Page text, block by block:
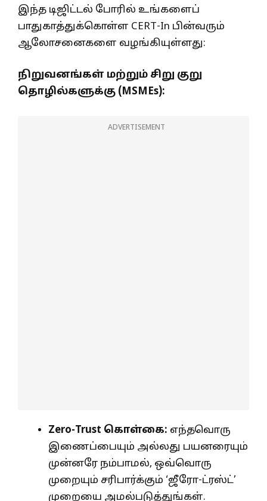
இந்த டிஜிட்டல் போரில் உங்களைப்
பாதுகாத்துக்கொள்ள CERT-In பின்வரும்
ஆலோசனைகளை வழங்கியுள்ளது:
நிறுவனங்கள் மற்றும் சிறு குறு
தொழில்களுக்கு (MSMEs):
ADVERTISEMENT
Zero-Trust கொள்கை: எந்தவொரு
இணைப்பையும் அல்லது பயனரையும்
முன்னரே நம்பாமல், ஒவ்வொரு
முறையும் சரிபார்க்கும் ‘ஜீரோ-ட்ரஸ்ட்’
முறையை அமல்படுத்துங்கள்.